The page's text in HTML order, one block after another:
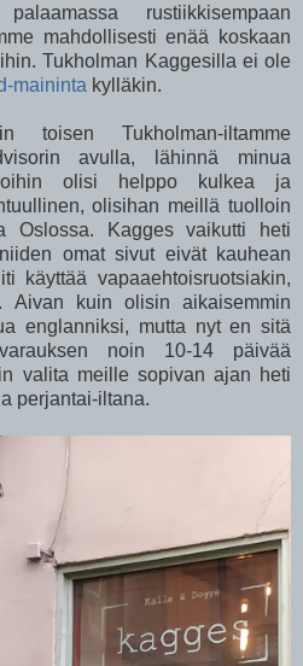
rustiikkisempaan
mahdollisesti enää koskaan
Tukholman Kaggesilla ei ole
maininta kylläkin.
toisen Tukholman-iltamme
avulla, lähinnä minua
joihin olisi helppo kulkea ja
olisihan meillä tuolloin
Oslossa. Kagges vaikutti heti
omat sivut eivät kauhean
käyttää vapaaehtoisruotsiakin,
Aivan kuin olisin aikaisemmin
englanniksi, mutta nyt en sitä
noin 10-14 päivää
valita meille sopivan ajan heti
perjantai-iltana.